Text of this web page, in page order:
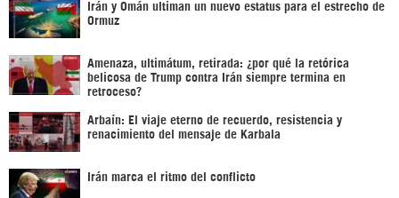
Irán y Omán ultiman un nuevo estatus para el estrecho de
Ormuz
Amenaza, ultimátum, retirada: ¿por qué la retórica
belicosa de Trump contra Irán siempre termina en
retroceso?
Arbaín: El viaje eterno de recuerdo, resistencia y
renacimiento del mensaje de Karbala
Irán marca el ritmo del conflicto